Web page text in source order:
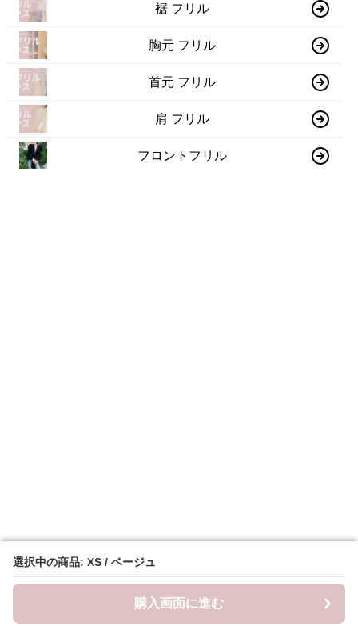
選択中の商品: XS / ベージュ
購入画面に進む
選択中の商品: XS / ベージュ
購入画面に進む
裾 フリル
胸元 フリル
首元 フリル
肩 フリル
フロントフリル